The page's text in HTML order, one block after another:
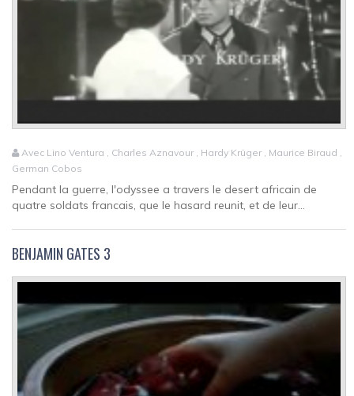
Avec Lino Ventura , Charles Aznavour , Hardy Krüger , Maurice Biraud ,
German Cobos
Pendant la guerre, l'odyssee a travers le desert africain de
quatre soldats francais, que le hasard reunit, et de leur...
BENJAMIN GATES 3